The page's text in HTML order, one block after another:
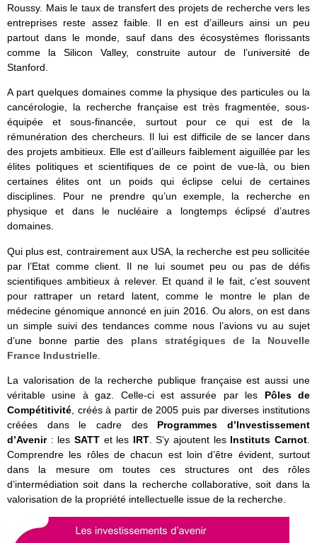
Roussy. Mais le taux de transfert des projets de recherche vers les
entreprises reste assez faible. Il en est d’ailleurs ainsi un peu
partout dans le monde, sauf dans des écosystèmes florissants
comme la Silicon Valley, construite autour de l’université de
Stanford.
A part quelques domaines comme la physique des particules ou la
cancérologie, la recherche française est très fragmentée, sous-
équipée et sous-financée, surtout pour ce qui est de la
rémunération des chercheurs. Il lui est difficile de se lancer dans
des projets ambitieux. Elle est d’ailleurs faiblement aiguillée par les
élites politiques et scientifiques de ce point de vue-là, ou bien
certaines élites ont un poids qui éclipse celui de certaines
disciplines. Pour ne prendre qu’un exemple, la recherche en
physique et dans le nucléaire a longtemps éclipsé d’autres
domaines.
Qui plus est, contrairement aux USA, la recherche est peu sollicitée
par l’Etat comme client. Il ne lui soumet peu ou pas de défis
scientifiques ambitieux à relever. Et quand il le fait, c’est souvent
pour rattraper un retard latent, comme le montre le plan de
médecine génomique annoncé en juin 2016. Ou alors, on est dans
un simple suivi des tendances comme nous l’avions vu au sujet
d’une bonne partie des plans stratégiques de la Nouvelle
France Industrielle
La valorisation de la recherche publique française est aussi une
véritable usine à gaz. Celle-ci est assurée par les Pôles de
Compétitivité , créés à partir de 2005 puis par diverses institutions
créées dans le cadre des Programmes d’Investissement
d’Avenir : les SATT et les IRT. S’y ajoutent les Instituts Carnot
Comprendre les rôles de chacun est loin d’être évident, surtout
dans la mesure om toutes ces structures ont des rôles
d’intermédiation soit dans la recherche collaborative, soit dans la
valorisation de la propriété intellectuelle issue de la recherche.